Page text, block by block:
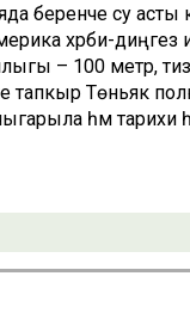
беренче су асты
хәрби-
– 100 метр,
Төньяк
һәм тарихи